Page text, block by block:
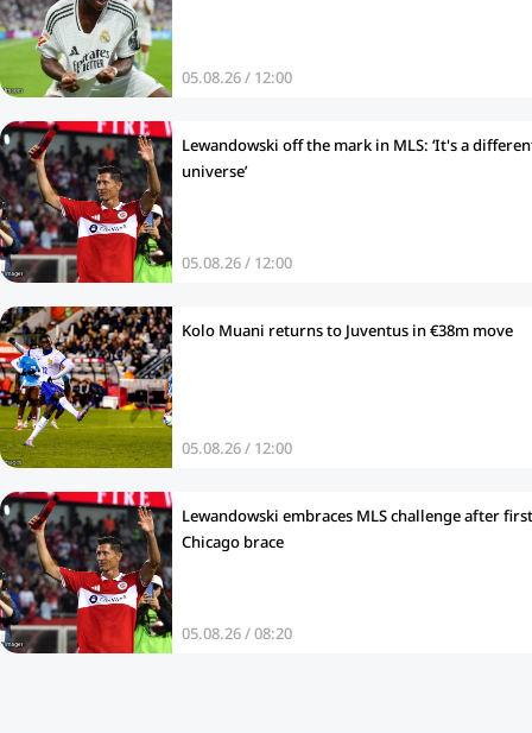
05.08.26 / 12:00
Lewandowski off the mark in MLS: ‘It's a
universe’
05.08.26 / 12:00
Kolo Muani returns to Juventus in €38m move
05.08.26 / 12:00
Lewandowski embraces MLS challenge after first
Chicago brace
05.08.26 / 08:20